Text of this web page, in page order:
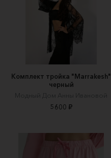
Комплект тройка "Marrakesh"
черный
Модный Дом Анны Ивановой
5600 ₽